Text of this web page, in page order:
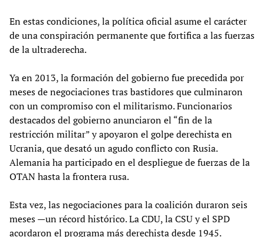
En estas condiciones, la política oficial asume el carácter
de una conspiración permanente que fortifica a las fuerzas
de la ultraderecha.
Ya en 2013, la formación del gobierno fue precedida por
meses de negociaciones tras bastidores que culminaron
con un compromiso con el militarismo. Funcionarios
destacados del gobierno anunciaron el “fin de la
restricción militar” y apoyaron el golpe derechista en
Ucrania, que desató un agudo conflicto con Rusia.
Alemania ha participado en el despliegue de fuerzas de la
OTAN hasta la frontera rusa.
Esta vez, las negociaciones para la coalición duraron seis
meses —un récord histórico. La CDU, la CSU y el SPD
acordaron el programa más derechista desde 1945.